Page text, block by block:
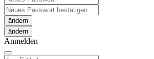
ändern
Anmelden